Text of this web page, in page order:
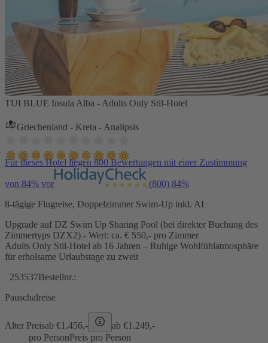
TUI BLUE Insula Alba - Adults Only Stil-Hotel
Griechenland - Kreta - Analipsis
Für dieses Hotel liegen 800 Bewertungen mit einer Zustimmung
von 84% vor (800) 84%
8-tägige Flugreise, Doppelzimmer Swim-Up inkl. AI
Upgrade auf DZ Swim Up Sharing Pool (bei direkter Buchung des
Zimmertyps DZX2) - Wert: ca. € 550,- pro Zimmer
Adults Only Stil-Hotel ab 16 Jahren – Ruhige Wohlfühlatmosphäre
für erholsame Urlaubstage zu zweit
253537Bestellnr.:
Pauschalreise
Alter Preisab €1.456,- ab €1.249,-
pro PersonPreis pro Person